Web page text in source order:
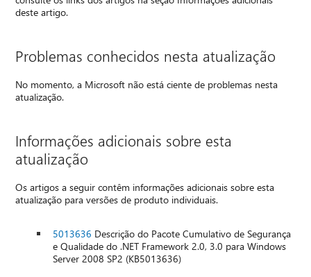
deste artigo.
Problemas conhecidos nesta atualização
No momento, a Microsoft não está ciente de problemas nesta
atualização.
Informações adicionais sobre esta
atualização
Os artigos a seguir contêm informações adicionais sobre esta
atualização para versões de produto individuais.
5013636 Descrição do Pacote Cumulativo de Segurança
e Qualidade do .NET Framework 2.0, 3.0 para Windows
Server 2008 SP2 (KB5013636)